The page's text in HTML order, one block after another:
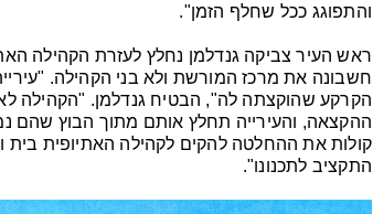
והתפוגג ככל שחלף הזמן".
ראש העיר צביקה גנדלמן נחלץ לעזרת הקהילה
חשבונה את מרכז המורשת ולא בני הקהילה.
הקרקע שהוקצתה לה", הבטיח גנדלמן. "הקהילה
ההקצאה, והעירייה תחלץ אותם מתוך הבוץ שהם
קולות את ההחלטה להקים לקהילה האתיופית
התקציב לתכנונו".